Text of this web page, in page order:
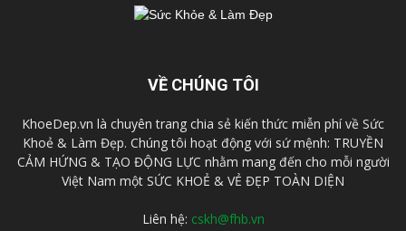
VỀ CHÚNG TÔI
KhoeDep.vn là chuyên trang chia sẻ kiến thức miễn phí về Sức
Khoẻ & Làm Đẹp. Chúng tôi hoạt động với sứ mệnh: TRUYỀN
CẢM HỨNG & TẠO ĐỘNG LỰC nhằm mang đến cho mỗi người
Việt Nam một SỨC KHOẺ & VẺ ĐẸP TOÀN DIỆN
Liên hệ: cskh@fhb.vn